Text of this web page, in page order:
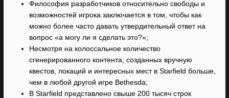
Философия разработчиков относительно свободы и
возможностей игрока заключается в том, чтобы как
можно более часто давать утвердительный ответ на
вопрос «а могу ли я сделать это?»;
Несмотря на колоссальное количество
сгенерированного контента, созданных вручную
квестов, локаций и интересных мест в Starfield больше,
чем в любой другой игре Bethesda;
В Starfield представлено свыше 200 тысяч строк